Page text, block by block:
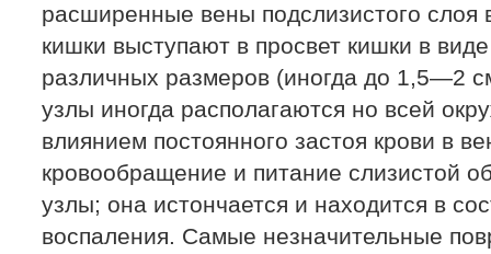
расширенные вены подслизистого слоя
кишки выступают в просвет кишки в
различных размеров (иногда до 1,5—2
узлы иногда располагаются но всей
влиянием постоянного застоя крови в
кровообращение и питание слизистой
узлы; она истончается и находится в
воспаления. Самые незначительные